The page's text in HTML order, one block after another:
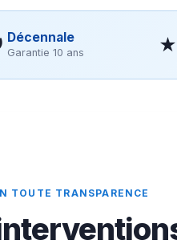
Décennale
Garantie 10 ans ★
TOUTE TRANSPARENCE